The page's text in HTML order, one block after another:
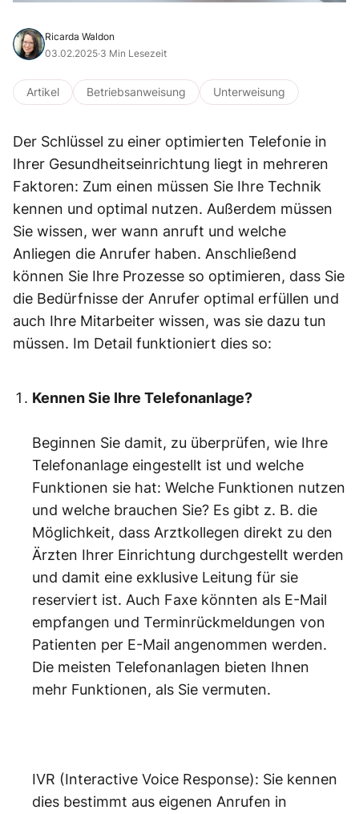
Ricarda Waldon
03.02.2025·3 Min Lesezeit
Artikel Betriebsanweisung Unterweisung
Der Schlüssel zu einer optimierten Telefonie in
Ihrer Gesundheitseinrichtung liegt in mehreren
Faktoren: Zum einen müssen Sie Ihre Technik
kennen und optimal nutzen. Außerdem müssen
Sie wissen, wer wann anruft und welche
Anliegen die Anrufer haben. Anschließend
können Sie Ihre Prozesse so optimieren, dass Sie
die Bedürfnisse der Anrufer optimal erfüllen und
auch Ihre Mitarbeiter wissen, was sie dazu tun
müssen. Im Detail funktioniert dies so:
Kennen Sie Ihre Telefonanlage?
Beginnen Sie damit, zu überprüfen, wie Ihre
Telefonanlage eingestellt ist und welche
Funktionen sie hat: Welche Funktionen nutzen
und welche brauchen Sie? Es gibt z. B. die
Möglichkeit, dass Arztkollegen direkt zu den
Ärzten Ihrer Einrichtung durchgestellt werden
und damit eine exklusive Leitung für sie
reserviert ist. Auch Faxe könnten als E-Mail
empfangen und Terminrückmeldungen von
Patienten per E-Mail angenommen werden.
Die meisten Telefonanlagen bieten Ihnen
mehr Funktionen, als Sie vermuten.
IVR (Interactive Voice Response): Sie kennen
dies bestimmt aus eigenen Anrufen in